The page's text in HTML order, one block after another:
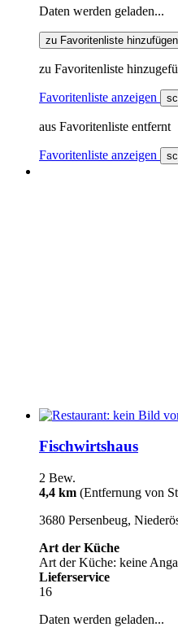
Daten werden geladen...
zu Favoritenliste hinzufügen
zu Favoritenliste
Favoritenliste anzeigen
aus Favoritenliste entfernt
Favoritenliste anzeigen
Fischwirtshaus
2 Bew.
4,4 km (Entfernung von
3680 Persenbeug,
Art der Küche
Art der Küche: keine
Lieferservice
16
Daten werden geladen...